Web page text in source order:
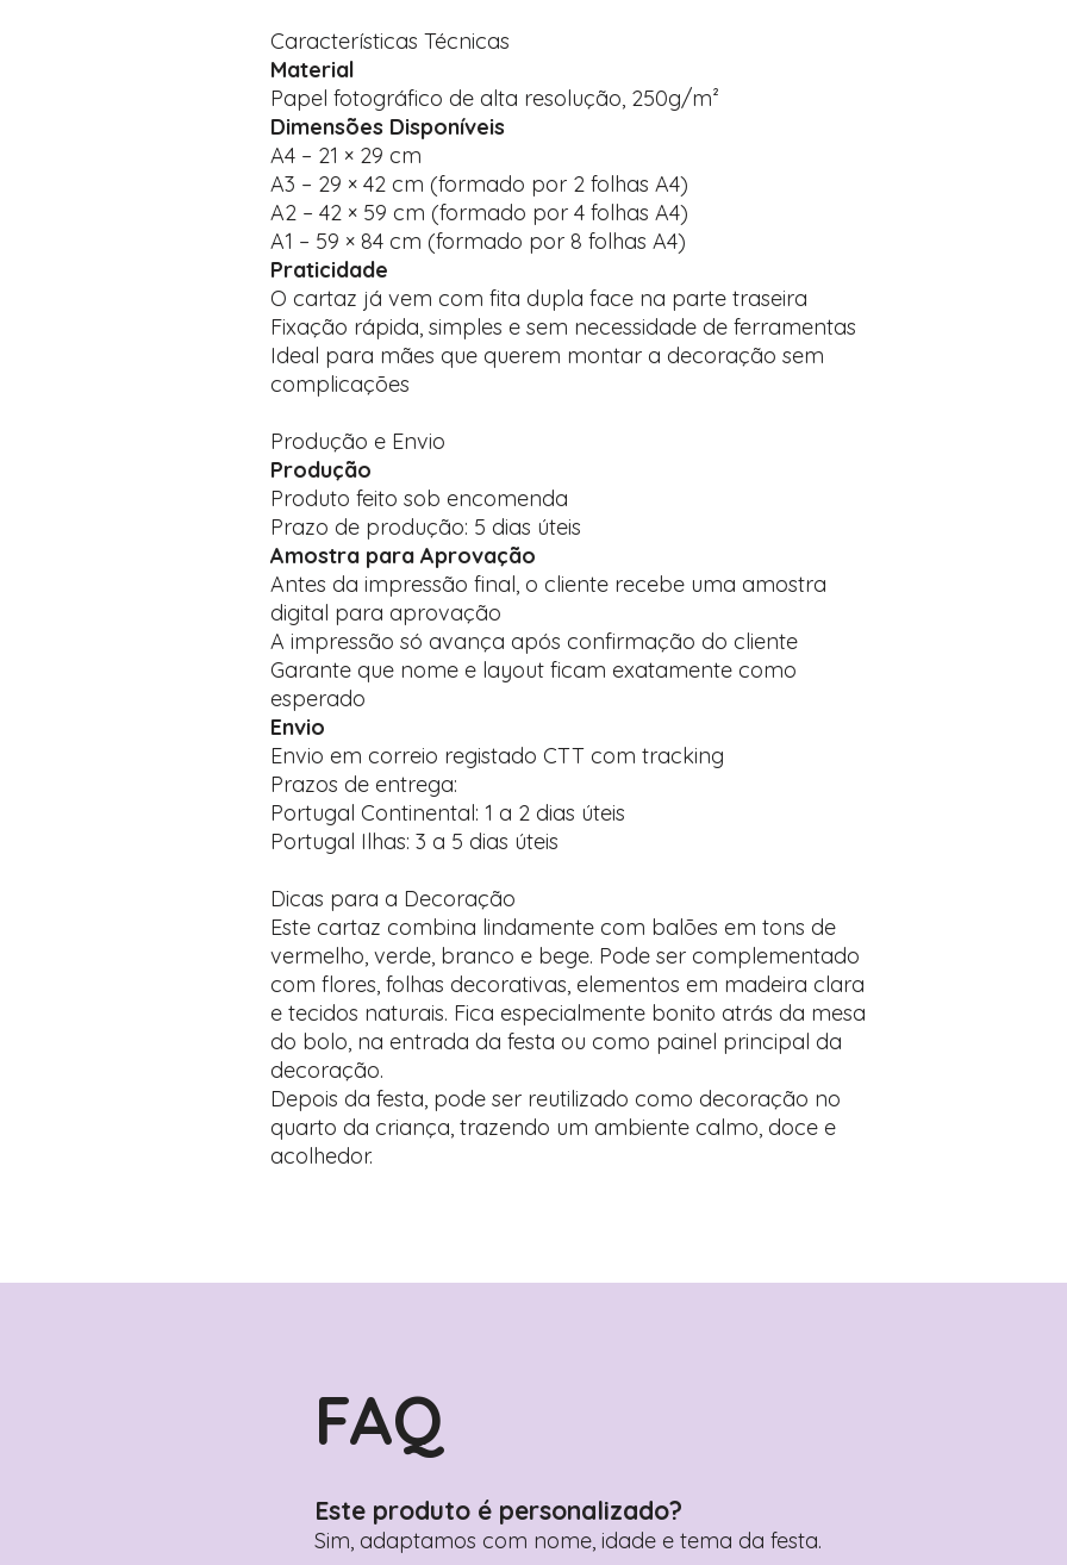
Características Técnicas
Material
Papel fotográfico de alta resolução, 250g/m²
Dimensões Disponíveis
A4 – 21 × 29 cm
A3 – 29 × 42 cm (formado por 2 folhas A4)
A2 – 42 × 59 cm (formado por 4 folhas A4)
A1 – 59 × 84 cm (formado por 8 folhas A4)
Praticidade
O cartaz já vem com fita dupla face na parte traseira
Fixação rápida, simples e sem necessidade de ferramentas
Ideal para mães que querem montar a decoração sem
complicações
Produção e Envio
Produção
Produto feito sob encomenda
Prazo de produção: 5 dias úteis
Amostra para Aprovação
Antes da impressão final, o cliente recebe uma amostra
digital para aprovação
A impressão só avança após confirmação do cliente
Garante que nome e layout ficam exatamente como
esperado
Envio
Envio em correio registado CTT com tracking
Prazos de entrega:
Portugal Continental: 1 a 2 dias úteis
Portugal Ilhas: 3 a 5 dias úteis
Dicas para a Decoração
Este cartaz combina lindamente com balões em tons de
vermelho, verde, branco e bege. Pode ser complementado
com flores, folhas decorativas, elementos em madeira clara
e tecidos naturais. Fica especialmente bonito atrás da mesa
do bolo, na entrada da festa ou como painel principal da
decoração.
Depois da festa, pode ser reutilizado como decoração no
quarto da criança, trazendo um ambiente calmo, doce e
acolhedor.
FAQ
Este produto é personalizado?
Sim, adaptamos com nome, idade e tema da festa.